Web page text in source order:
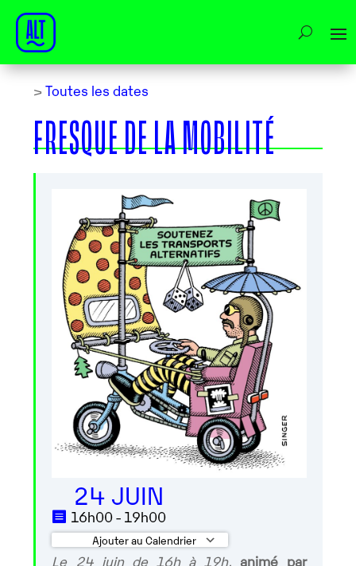
> Toutes les dates
FRESQUE DE LA MOBILITÉ
24 JUIN
16h00 - 19h00
Ajouter au Calendrier
Le 24 juin de 16h à 19h, animé par